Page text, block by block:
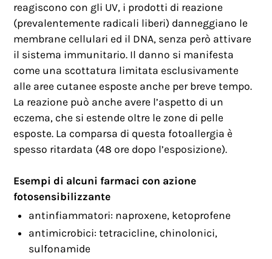
reagiscono con gli UV, i prodotti di reazione
(prevalentemente radicali liberi) danneggiano le
membrane cellulari ed il DNA, senza però attivare
il sistema immunitario. Il danno si manifesta
come una scottatura limitata esclusivamente
alle aree cutanee esposte anche per breve tempo.
La reazione può anche avere l’aspetto di un
eczema, che si estende oltre le zone di pelle
esposte. La comparsa di questa fotoallergia è
spesso ritardata (48 ore dopo l’esposizione).
Esempi di alcuni farmaci con azione
fotosensibilizzante
antinfiammatori: naproxene, ketoprofene
antimicrobici: tetracicline, chinolonici,
sulfonamide